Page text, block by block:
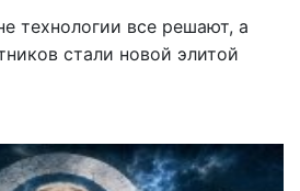
технологии все решают, а
стали новой элитой